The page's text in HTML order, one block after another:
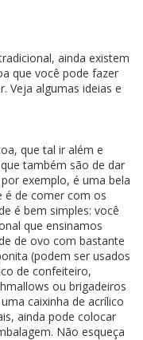
ainda existem
que você pode fazer
Veja algumas ideias e
que tal ir além e
também são de dar
exemplo, é uma bela
é de comer com os
é bem simples: você
que ensinamos
de ovo com bastante
(podem ser usados
de confeiteiro,
ou brigadeiros
caixinha de acrílico
ainda pode colocar
Não esqueça